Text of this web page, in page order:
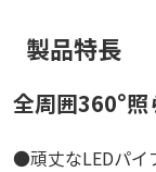
製品特長
全周囲360°
●頑丈なLEDパイ